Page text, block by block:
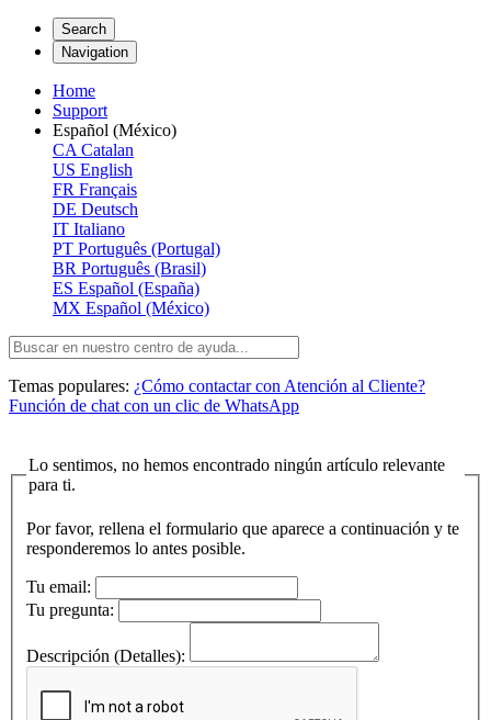
Search
Navigation
Home
Support
Español (México)
CA Catalan
US English
FR Français
DE Deutsch
IT Italiano
PT Português (Portugal)
BR Português (Brasil)
ES Español (España)
MX Español (México)
Temas populares: ¿Cómo contactar con Atención al Cliente?
Función de chat con un clic de WhatsApp
Lo sentimos, no hemos encontrado ningún artículo relevante
para ti.
Por favor, rellena el formulario que aparece a continuación y te
responderemos lo antes posible.
Tu email:
Tu pregunta:
Descripción (Detalles):